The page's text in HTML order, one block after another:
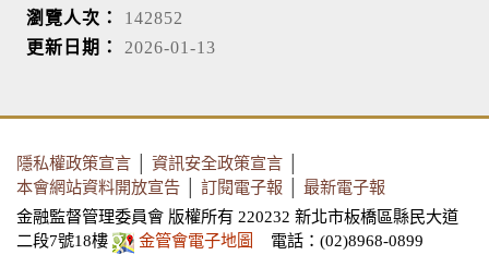
瀏覽人次： 142852
更新日期： 2026-01-13
隱私權政策宣言 資訊安全政策宣言
本會網站資料開放宣告
訂閱電子報
最新電子報
金融監督管理委員會 版權所有 220232 新北市板橋區縣民大道
二段7號18樓
金管會電子地圖 電話：(02)8968-0899